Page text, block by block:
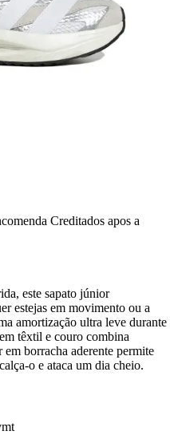
Creditados apos a
este sapato júnior
estejas em movimento ou a
amortização ultra leve durante
têxtil e couro combina
borracha aderente permite
o e ataca um dia cheio.